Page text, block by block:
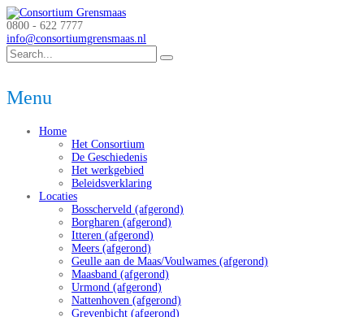
0800 - 622 7777
info@consortiumgrensmaas.nl
Menu
Home
Het Consortium
De Geschiedenis
Het werkgebied
Beleidsverklaring
Locaties
Bosscherveld (afgerond)
Borgharen (afgerond)
Itteren (afgerond)
Meers (afgerond)
Geulle aan de Maas/Voulwames (afgerond)
Maasband (afgerond)
Urmond (afgerond)
Nattenhoven (afgerond)
Grevenbicht (afgerond)